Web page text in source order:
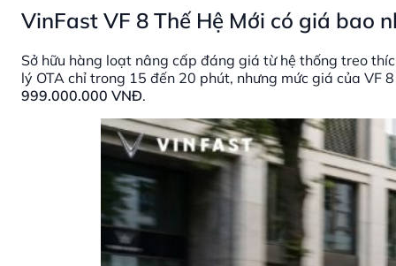
VinFast VF 8 Thế Hệ Mới có giá bao
Sở hữu hàng loạt nâng cấp đáng giá từ hệ thống treo
lý OTA chỉ trong 15 đến 20 phút, nhưng mức giá của VF
999.000.000 VNĐ.